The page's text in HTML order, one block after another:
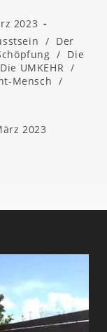
2023
/ Der
/ Die
Die UMKEHR /
Mensch /
2023